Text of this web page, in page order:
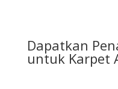
Dapatkan
untuk Karpet